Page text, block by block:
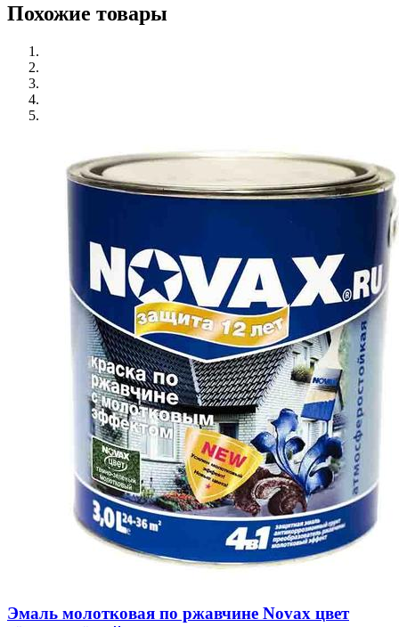
Похожие товары
Эмаль молотковая по ржавчине Novax цвет